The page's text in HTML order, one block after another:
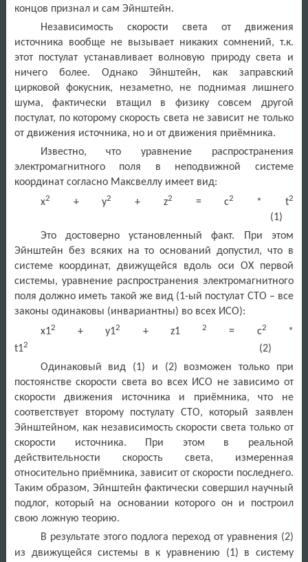
концов признал и сам Эйнштейн.
Независимость скорости света от движения
источника вообще не вызывает никаких сомнений, т.к.
этот постулат устанавливает волновую природу света и
ничего более. Однако Эйнштейн, как заправский
цирковой фокусник, незаметно, не поднимая лишнего
шума, фактически втащил в физику совсем другой
постулат, по которому скорость света не зависит не только
от движения источника, но и от движения приёмника.
Известно, что уравнение распространения
электромагнитного поля в неподвижной системе
координат согласно Максвеллу имеет вид:
x2 + y2 + z2 = c2 * t2
(1)
Это достоверно установленный факт. При этом
Эйнштейн без всяких на то оснований допустил, что в
системе координат, движущейся вдоль оси OX первой
системы, уравнение распространения электромагнитного
поля должно иметь такой же вид (1-ый постулат СТО – все
законы одинаковы (инвариантны) во всех ИСО):
х12 + y12 + z12 = c2
*
t12 (2)
Одинаковый вид (1) и (2) возможен только при
постоянстве скорости света во всех ИСО не зависимо от
скорости движения источника и приёмника, что не
соответствует второму постулату СТО, который заявлен
Эйнштейном, как независимость скорости света только от
скорости источника. При этом в реальной
действительности скорость света, измеренная
относительно приёмника, зависит от скорости последнего.
Таким образом, Эйнштейн фактически совершил научный
подлог, который на основании которого он и построил
свою ложную теорию.
В результате этого подлога переход от уравнения (2)
из движущейся системы в к уравнению (1) в систему